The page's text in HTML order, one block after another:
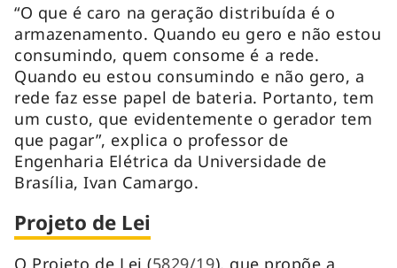
“O que é caro na geração distribuída é o
armazenamento. Quando eu gero e não estou
consumindo, quem consome é a rede.
Quando eu estou consumindo e não gero, a
rede faz esse papel de bateria. Portanto, tem
um custo, que evidentemente o gerador tem
que pagar”, explica o professor de
Engenharia Elétrica da Universidade de
Brasília, Ivan Camargo.
Projeto de Lei
O Projeto de Lei (5829/19), que propõe a